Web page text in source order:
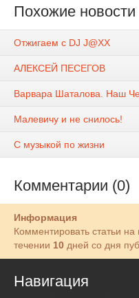
Похожие новости
Отжигаем с DJ J@XX
АЛЕКСЕЙ ПЕСЕГОВ
Варвара Шаталова. Наш
Малевичу и не снилось!
С музыкой по жизни
Комментарии (0)
Информация
Комментировать статьи
течении 10 дней со дня
Навигация